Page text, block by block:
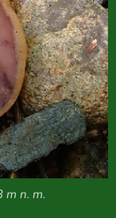
m n. m.